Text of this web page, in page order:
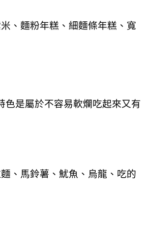
、麵粉年糕、細麵條年糕、寬
色是屬於不容易軟爛吃起來又有
、馬鈴薯、魷魚、烏龍、吃的